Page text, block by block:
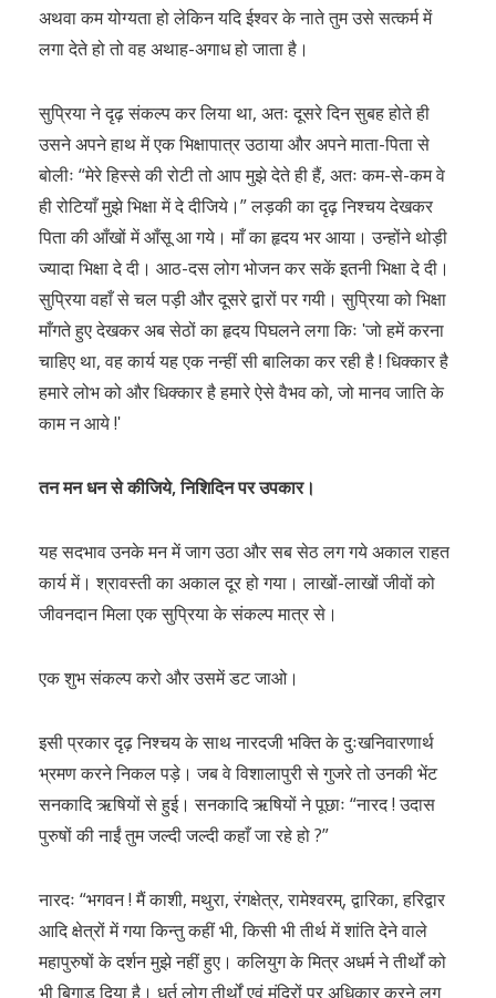
अथवा कम योग्यता हो लेकिन यदि ईश्वर के नाते तुम उसे सत्कर्म में
लगा देते हो तो वह अथाह-अगाध हो जाता है।
सुप्रिया ने दृढ़ संकल्प कर लिया था, अतः दूसरे दिन सुबह होते ही
उसने अपने हाथ में एक भिक्षापात्र उठाया और अपने माता-पिता से
बोलीः “मेरे हिस्से की रोटी तो आप मुझे देते ही हैं, अतः कम-से-कम वे
ही रोटियाँ मुझे भिक्षा में दे दीजिये।” लड़की का दृढ़ निश्चय देखकर
पिता की आँखों में आँसू आ गये। माँ का हृदय भर आया। उन्होंने थोड़ी
ज्यादा भिक्षा दे दी। आठ-दस लोग भोजन कर सकें इतनी भिक्षा दे दी।
सुप्रिया वहाँ से चल पड़ी और दूसरे द्वारों पर गयी। सुप्रिया को भिक्षा
माँगते हुए देखकर अब सेठों का हृदय पिघलने लगा किः ʹजो हमें करना
चाहिए था, वह कार्य यह एक नन्हीं सी बालिका कर रही है ! धिक्कार है
हमारे लोभ को और धिक्कार है हमारे ऐसे वैभव को, जो मानव जाति के
काम न आये !ʹ
तन मन धन से कीजिये, निशिदिन पर उपकार।
यह सदभाव उनके मन में जाग उठा और सब सेठ लग गये अकाल राहत
कार्य में। श्रावस्ती का अकाल दूर हो गया। लाखों-लाखों जीवों को
जीवनदान मिला एक सुप्रिया के संकल्प मात्र से।
एक शुभ संकल्प करो और उसमें डट जाओ।
इसी प्रकार दृढ़ निश्चय के साथ नारदजी भक्ति के दुःखनिवारणार्थ
भ्रमण करने निकल पड़े। जब वे विशालापुरी से गुजरे तो उनकी भेंट
सनकादि ऋषियों से हुई। सनकादि ऋषियों ने पूछाः “नारद ! उदास
पुरुषों की नाईं तुम जल्दी जल्दी कहाँ जा रहे हो ?”
नारदः “भगवन ! मैं काशी, मथुरा, रंगक्षेत्र, रामेश्वरम्, द्वारिका, हरिद्वार
आदि क्षेत्रों में गया किन्तु कहीं भी, किसी भी तीर्थ में शांति देने वाले
महापुरुषों के दर्शन मुझे नहीं हुए। कलियुग के मित्र अधर्म ने तीर्थों को
भी बिगाड़ दिया है। धूर्त लोग तीर्थों एवं मंदिरों पर अधिकार करने लग